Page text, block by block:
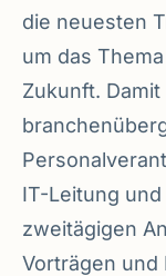
die neuesten
um das
Zukunft.
IT-Leitung
zweitägigen
Vorträgen und